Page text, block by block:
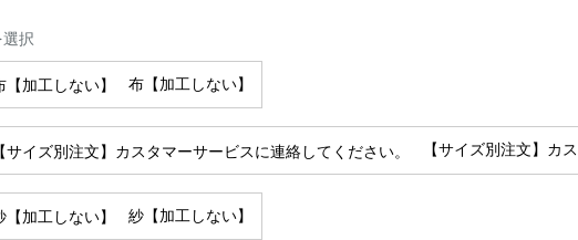
択
布【加工しない】
【サイズ別注文】カ
紗【加工しない】